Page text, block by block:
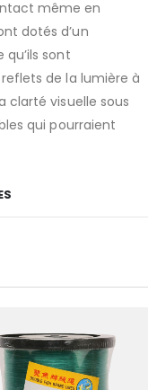
même en
dotés d’un
sont
de la lumière à
clarté visuelle sous
qui pourraient